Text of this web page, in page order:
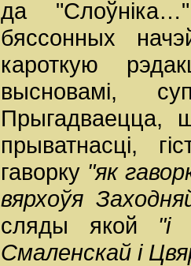
да
бяссонных
кароткую
высновамі,
Прыгадваецца,
прыватнасці,
гаворку "як
вярхоўя
сляды якой "і
Смаленскай і